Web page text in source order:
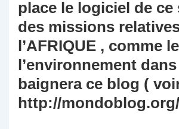
place le logiciel de ce
des missions
l’AFRIQUE , comme
l’environnement
baignera ce blog (
http://